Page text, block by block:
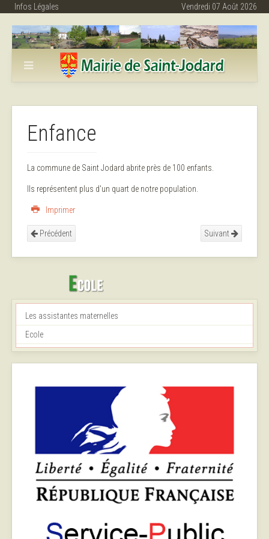
Infos Légales Vendredi 07 Août 2026
Enfance
La commune de Saint Jodard abrite près de 100 enfants.
Ils représentent plus d'un quart de notre population.
Imprimer
Précédent Suivant
Les assistantes maternelles
Ecole